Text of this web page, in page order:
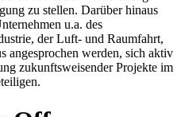
zu stellen. Darüber hinaus
u.a. des
der Luft- und Raumfahrt,
angesprochen werden, sich aktiv
zukunftsweisender Projekte im